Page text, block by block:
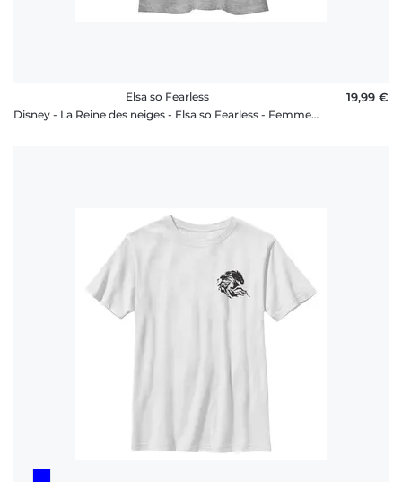
Elsa so Fearless
Disney - La Reine des neiges - Elsa so Fearless - Femme T-shirt
19,99 €